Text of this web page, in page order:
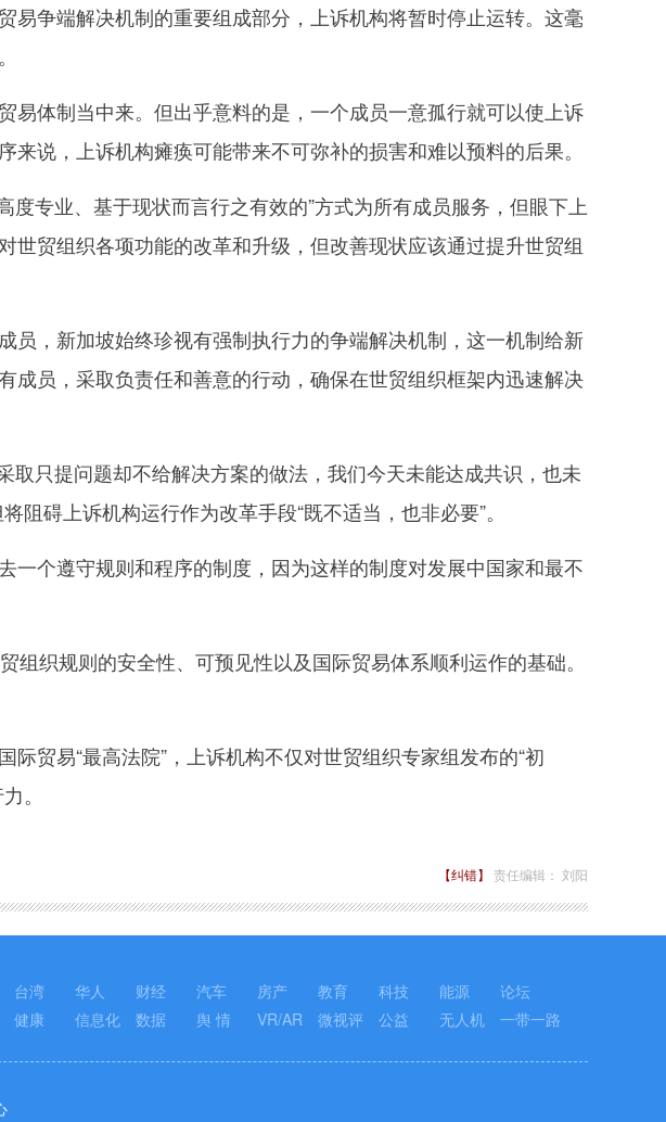
争端解决机制的重要组成部分，上诉机构将暂时停止运转。这毫
体制当中来。但出乎意料的是，一个成员一意孤行就可以使上诉
说，上诉机构瘫痪可能带来不可弥补的损害和难以预料的后果。
专业、基于现状而言行之有效的”方式为所有成员服务，但眼下上
贸组织各项功能的改革和升级，但改善现状应该通过提升世贸组
，新加坡始终珍视有强制执行力的争端解决机制，这一机制给新
员，采取负责任和善意的行动，确保在世贸组织框架内迅速解决
只提问题却不给解决方案的做法，我们今天未能达成共识，也未
碍上诉机构运行作为改革手段“既不适当，也非必要”。
个遵守规则和程序的制度，因为这样的制度对发展中国家和最不
织规则的安全性、可预见性以及国际贸易体系顺利运作的基础。
易“最高法院”，上诉机构不仅对世贸组织专家组发布的“初
。
【纠错】 责任编辑： 刘阳
台湾 华人 财经 汽车 房产 教育 科技 能源
论坛
健康 信息化 数据 舆 情 VR/AR 微视评 公益 无人机 一带一路